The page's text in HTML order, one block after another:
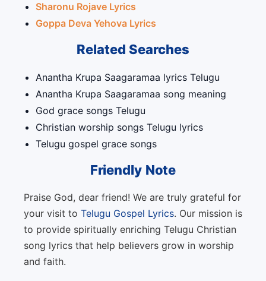
Sharonu Rojave Lyrics
Goppa Deva Yehova Lyrics
Related Searches
Anantha Krupa Saagaramaa lyrics Telugu
Anantha Krupa Saagaramaa song meaning
God grace songs Telugu
Christian worship songs Telugu lyrics
Telugu gospel grace songs
Friendly Note
Praise God, dear friend! We are truly grateful for
your visit to Telugu Gospel Lyrics. Our mission is
to provide spiritually enriching Telugu Christian
song lyrics that help believers grow in worship
and faith.